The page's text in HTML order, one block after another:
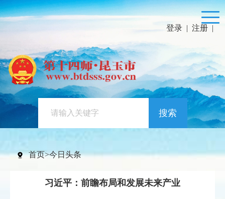
登录 | 注册 |
搜索
首页>今日头条
习近平：前瞻布局和发展未来产业